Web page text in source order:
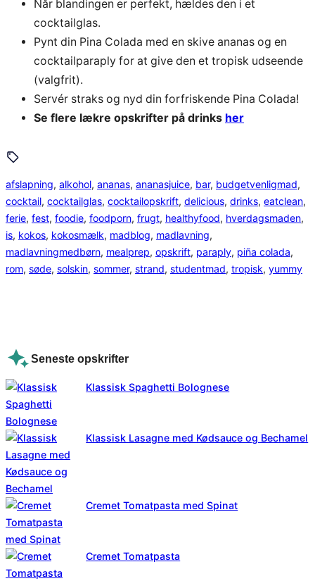
Når blandingen er perfekt, hældes den i et
cocktailglas.
Pynt din Pina Colada med en skive ananas og en
cocktailparaply for at give den et tropisk udseende
(valgfrit).
Servér straks og nyd din forfriskende Pina Colada!
Se flere lækre opskrifter på drinks her
afslapning, alkohol, ananas, ananasjuice, bar, budgetvenligmad
cocktail, cocktailglas, cocktailopskrift, delicious, drinks, eatclean
ferie, fest, foodie, foodporn, frugt, healthyfood, hverdagsmaden
is, kokos, kokosmælk, madblog, madlavning
madlavningmedbørn, mealprep, opskrift, paraply, piña colada
rom, søde, solskin, sommer, strand, studentmad, tropisk, yummy
Seneste opskrifter
Klassisk Spaghetti Bolognese
Klassisk Lasagne med Kødsauce og Bechamel
Cremet Tomatpasta med Spinat
Cremet Tomatpasta